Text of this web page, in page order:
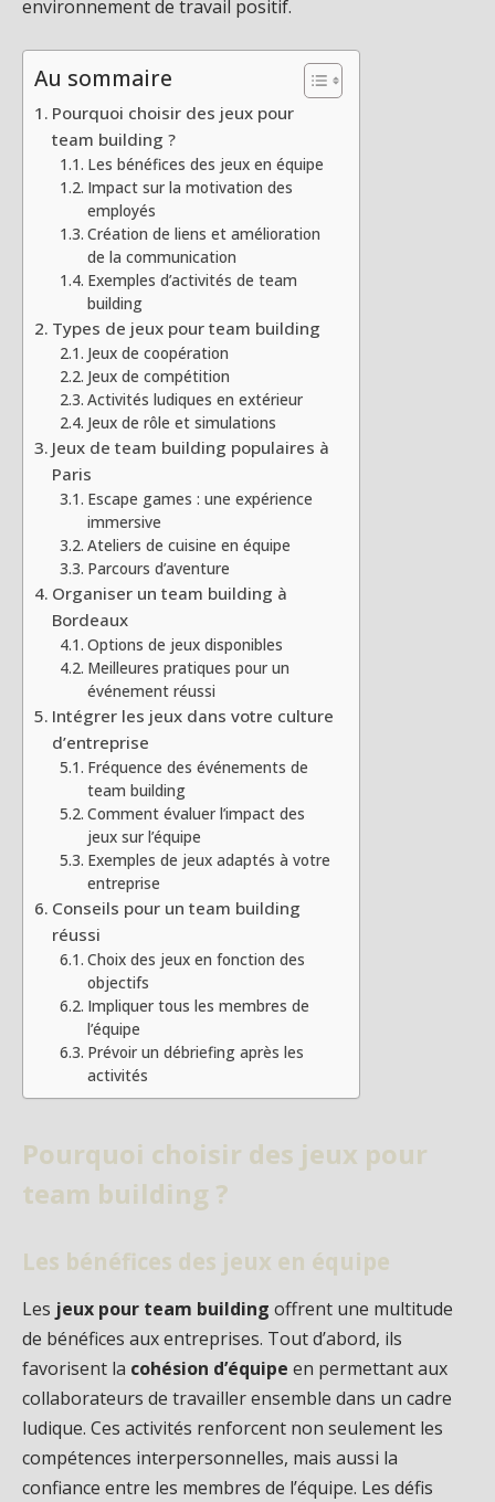
environnement de travail positif.
Au sommaire
Pourquoi choisir des jeux pour
team building ?
Les bénéfices des jeux en équipe
Impact sur la motivation des
employés
Création de liens et amélioration
de la communication
Exemples d’activités de team
building
Types de jeux pour team building
Jeux de coopération
Jeux de compétition
Activités ludiques en extérieur
Jeux de rôle et simulations
Jeux de team building populaires à
Paris
Escape games : une expérience
immersive
Ateliers de cuisine en équipe
Parcours d’aventure
Organiser un team building à
Bordeaux
Options de jeux disponibles
Meilleures pratiques pour un
événement réussi
Intégrer les jeux dans votre culture
d’entreprise
Fréquence des événements de
team building
Comment évaluer l’impact des
jeux sur l’équipe
Exemples de jeux adaptés à votre
entreprise
Conseils pour un team building
réussi
Choix des jeux en fonction des
objectifs
Impliquer tous les membres de
l’équipe
Prévoir un débriefing après les
activités
Pourquoi choisir des jeux pour
team building ?
Les bénéfices des jeux en équipe
Les jeux pour team building offrent une multitude
de bénéfices aux entreprises. Tout d’abord, ils
favorisent la cohésion d’équipe en permettant aux
collaborateurs de travailler ensemble dans un cadre
ludique. Ces activités renforcent non seulement les
compétences interpersonnelles, mais aussi la
confiance entre les membres de l’équipe. Les défis